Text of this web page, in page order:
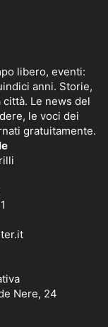
libero, eventi:
anni. Storie,
Le news del
le voci dei
gratuitamente.
Nere, 24